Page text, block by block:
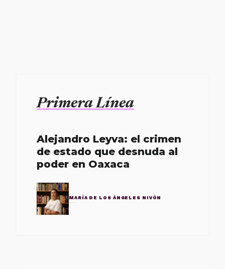
Primera Línea
Alejandro Leyva: el crimen
de estado que desnuda al
poder en Oaxaca
MARÍA DE LOS ÁNGELES NIVÓN